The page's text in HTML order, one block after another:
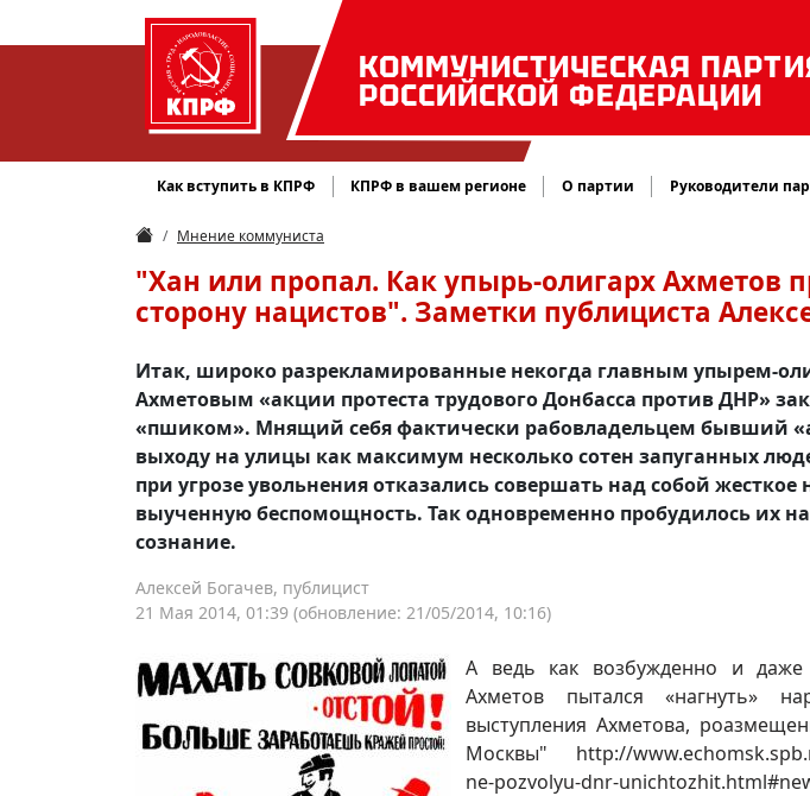
КОММУНИСТИЧЕСКАЯ
РОССИЙСКОЙ ФЕДЕРАЦИИ
Как вступить в КПРФ КПРФ в вашем регионе О партии Руководители
Мнение коммуниста
"Хан или пропал. Как упырь-олигарх Ахметов
сторону нацистов". Заметки публициста
Итак, широко разрекламированные некогда главным упырем-
Ахметовым «акции протеста трудового Донбасса против ДНР»
«пшиком». Мнящий себя фактически рабовладельцем бывший
выходу на улицы как максимум несколько сотен запуганных
при угрозе увольнения отказались совершать над собой
выученную беспомощность. Так одновременно пробудилось их
сознание.
Алексей Богачев, публицист
21 Мая 2014, 01:39 (обновление: 21/05/2014, 10:16)
А ведь как возбужденно и даже
Ахметов пытался «нагнуть»
выступления Ахметова,
Москвы" http://
ne-pozvolyu-dnr-